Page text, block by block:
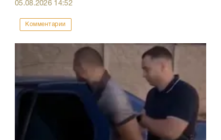
05.08.2026 14:52
Комментарии